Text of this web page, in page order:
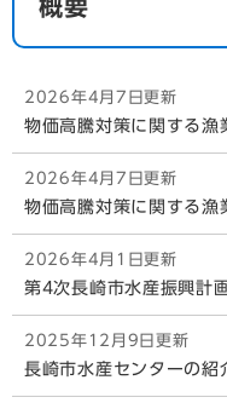
概要
2026年4月7日更新
物価高騰対策に関する漁
2026年4月7日更新
物価高騰対策に関する漁
2026年4月1日更新
第4次長崎市水産振興計
2025年12月9日更新
長崎市水産センターの紹